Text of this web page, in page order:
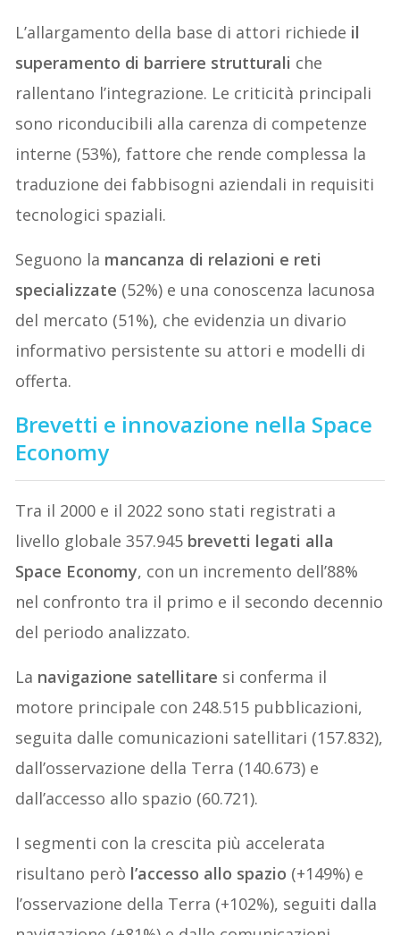
L’allargamento della base di attori richiede il
superamento di barriere strutturali che
rallentano l’integrazione. Le criticità principali
sono riconducibili alla carenza di competenze
interne (53%), fattore che rende complessa la
traduzione dei fabbisogni aziendali in requisiti
tecnologici spaziali.
Seguono la mancanza di relazioni e reti
specializzate (52%) e una conoscenza lacunosa
del mercato (51%), che evidenzia un divario
informativo persistente su attori e modelli di
offerta.
Brevetti e innovazione nella Space
Economy
Tra il 2000 e il 2022 sono stati registrati a
livello globale 357.945 brevetti legati alla
Space Economy, con un incremento dell’88%
nel confronto tra il primo e il secondo decennio
del periodo analizzato.
La navigazione satellitare si conferma il
motore principale con 248.515 pubblicazioni,
seguita dalle comunicazioni satellitari (157.832),
dall’osservazione della Terra (140.673) e
dall’accesso allo spazio (60.721).
I segmenti con la crescita più accelerata
risultano però l’accesso allo spazio (+149%) e
l’osservazione della Terra (+102%), seguiti dalla